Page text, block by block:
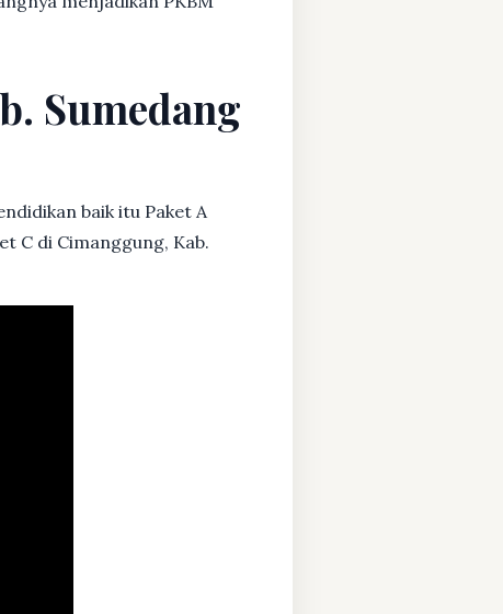
Sumedang
baik itu Paket A
C di Cimanggung, Kab.